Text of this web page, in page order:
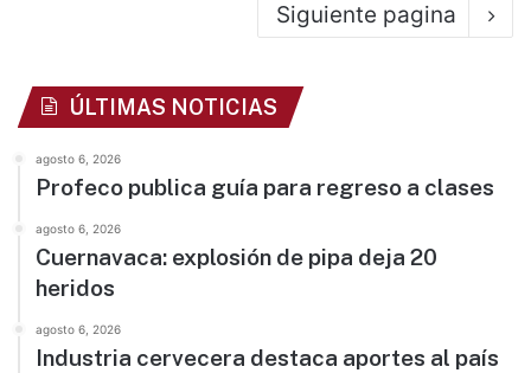
Siguiente pagina
ÚLTIMAS NOTICIAS
agosto 6, 2026
Profeco publica guía para regreso a clases
agosto 6, 2026
Cuernavaca: explosión de pipa deja 20
heridos
agosto 6, 2026
Industria cervecera destaca aportes al país